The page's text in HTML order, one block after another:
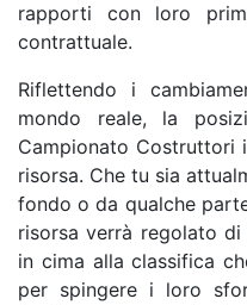
rapporti con loro
contrattuale.
Riflettendo i
mondo reale, la
Campionato Costruttori
risorsa. Che tu sia
fondo o da qualche
risorsa verrà regolato
in cima alla classifica
per spingere i loro